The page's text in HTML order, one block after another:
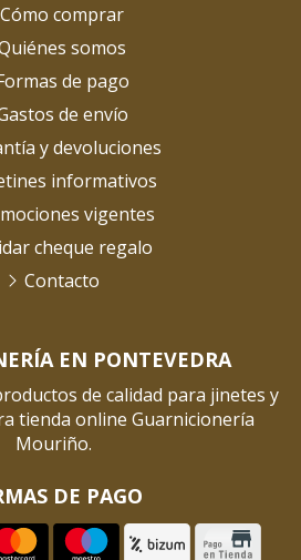
EN PONTEVEDRA
de calidad para jinetes y
tienda online Guarnicionería
Mouriño.
DE PAGO
Cómo comprar
somos
de pago
de envío
y devoluciones
informativos
vigentes
cheque regalo
Contacto